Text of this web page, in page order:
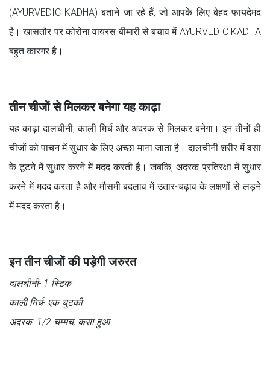
(AYURVEDIC KADHA) बताने जा रहे हैं, जो आपके लिए बेहद फायदेमंद
है। खासतौर पर कोरोना वायरस बीमारी से बचाव में AYURVEDIC KADHA
बहुत कारगर है।
तीन चीजों से मिलकर बनेगा यह काढ़ा
यह काढ़ा दालचीनी, काली मिर्च और अदरक से मिलकर बनेगा। इन तीनों ही
चीजों को पाचन में सुधार के लिए अच्छा माना जाता है। दालचीनी शरीर में वसा
के टूटने में सुधार करने में मदद करती है। जबकि, अदरक प्रतिरक्षा में सुधार
करने में मदद करता है और मौसमी बदलाव में उतार-चढ़ाव के लक्षणों से लड़ने
में मदद करता है।
इन तीन चीजों की पड़ेगी जरुरत
दालचीनी- 1 स्टिक
काली मिर्च- एक चुटकी
अदरक- 1/2 चम्मच, कसा हुआ